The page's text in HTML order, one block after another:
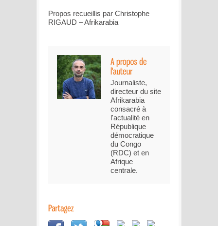
Propos recueillis par Christophe
RIGAUD – Afrikarabia
Journaliste,
directeur du site
Afrikarabia
consacré à
l'actualité en
République
démocratique
du Congo
(RDC) et en
Afrique
centrale.